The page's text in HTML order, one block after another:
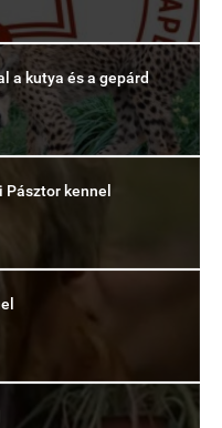
a kutya és a gepárd
kennel